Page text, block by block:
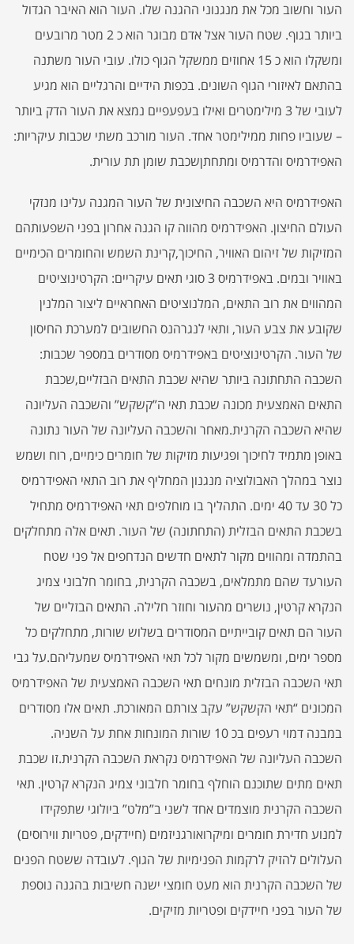
העור וחשוב מכל את מנגנוני ההגנה שלו. העור הוא האיבר הגדול
ביותר בגוף. שטח העור אצל אדם מבוגר הוא כ 2 מטר מרובעים
ומשקלו הוא כ 15 אחוזים ממשקל הגוף כולו. עובי העור משתנה
בהתאם לאיזורי הגוף השונים. בכפות הידיים והרגליים הוא מגיע
לעובי של 3 מילימטרים ואילו בעפעפיים נמצא את העור הדק ביותר
– שעוביו פחות ממילימטר אחד. העור מורכב משתי שכבות עיקריות:
האפידרמיס והדרמיס ומתחתןשכבת שומן תת עורית.
האפידרמיס היא השכבה החיצונית של העור המגנה עלינו מנזקי
העולם החיצון. האפידרמיס מהווה קו הגנה אחרון בפני השפעותהם
המזיקות של זיהום האוויר, החיכוך,קרינת השמש והחומרים הכימיים
באוויר ובמים. באפידרמיס 3 סוגי תאים עיקריים: הקרטינוציטים
המהווים את רוב התאים, המלנוציטים האחראיים ליצור המלנין
שקובע את צבע העור, ותאי לנגרהנס החשובים למערכת החיסון
של העור. הקרטינוציטים באפידרמיס מסודרים במספר שכבות:
השכבה התחתונה ביותר שהיא שכבת התאים הבזליים,שכבת
התאים האמצעית מכונה שכבת תאי ה”קשקש” והשכבה העליונה
שהיא השכבה הקרנית.מאחר והשכבה העליונה של העור נתונה
באופן מתמיד לחיכוך ופגיעות מזיקות של חומרים כימיים, רוח ושמש
נוצר במהלך האבולוציה מנגנון המחליף את רוב התאי האפידרמיס
כל 30 עד 40 ימים. התהליך בו מוחלפים תאי האפידרמיס מתחיל
בשכבת התאים הבזלית (התחתונה) של העור. תאים אלה מתחלקים
בהתמדה ומהווים מקור לתאים חדשים הנדחפים אל פני שטח
העורעד שהם מתמלאים, בשכבה הקרנית, בחומר חלבוני צמיג
הנקרא קרטין, נושרים מהעור וחוזר חלילה. התאים הבזליים של
העור הם תאים קובייתיים המסודרים בשלוש שורות, מתחלקים כל
מספר ימים, ומשמשים מקור לכל תאי האפידרמיס שמעליהם.על גבי
תאי השכבה הבזלית מונחים תאי השכבה האמצעית של האפידרמיס
המכונים “תאי הקשקש” עקב צורתם המאורכת. תאים אלו מסודרים
במבנה דמוי רעפים בכ 10 שורות המונחות אחת על השניה.
השכבה העליונה של האפידרמיס נקראת השכבה הקרנית.זו שכבת
תאים מתים שתוכנם הוחלף בחומר חלבוני צמיג הנקרא קרטין. תאי
השכבה הקרנית מוצמדים אחד לשני ב”מלט” ביולוגי שתפקידו
למנוע חדירת חומרים ומיקרואורגניזמים (חיידקים, פטריות ווירוסים)
העלולים להזיק לרקמות הפנימיות של הגוף. לעובדה ששטח הפנים
של השכבה הקרנית הוא מעט חומצי ישנה חשיבות בהגנה נוספת
של העור בפני חיידקים ופטריות מזיקים.